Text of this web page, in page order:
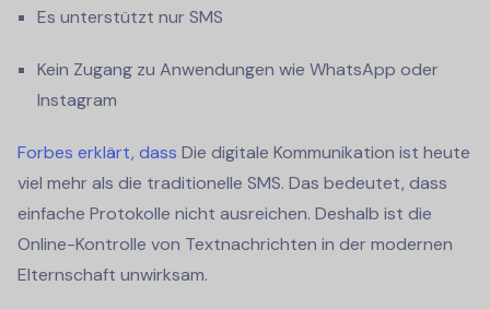
Es unterstützt nur SMS
Kein Zugang zu Anwendungen wie WhatsApp oder
Instagram
Forbes erklärt, dass Die digitale Kommunikation ist heute
viel mehr als die traditionelle SMS. Das bedeutet, dass
einfache Protokolle nicht ausreichen. Deshalb ist die
Online-Kontrolle von Textnachrichten in der modernen
Elternschaft unwirksam.